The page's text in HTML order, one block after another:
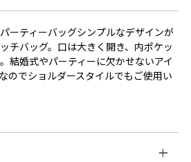
ーティーバッグシンプルなデザインが
チバッグ。口は大きく開き、内ポケッ
結婚式やパーティーに欠かせないアイ
のでショルダースタイルでもご使用い